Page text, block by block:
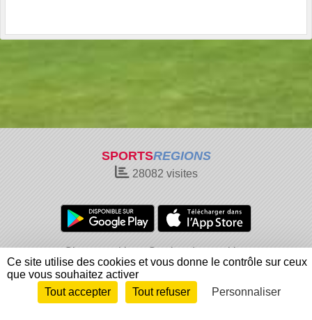
SPORTSREGIONS
28082 visites
Charte cookies
Gestion des cookies
Informations légales
Signaler un contenu inapproprié
Envie de participer ? Connexion
Ce site utilise des cookies et vous donne le contrôle sur ceux
que vous souhaitez activer
Tout accepter
Tout refuser Personnaliser